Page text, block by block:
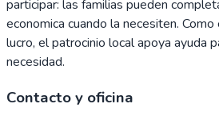
participar: las familias pueden
economica cuando la necesiten.
lucro, el patrocinio local apoya ayuda
necesidad.
Contacto y oficina